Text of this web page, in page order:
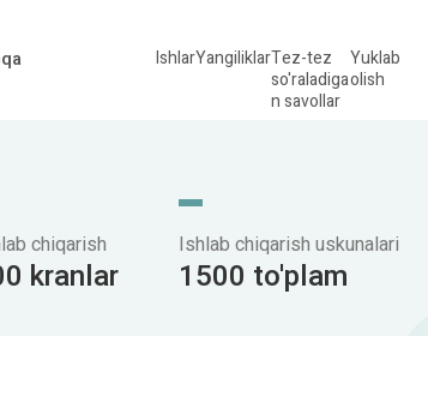
IshlarYangiliklarTez-tez
so'raladiga
n savollar
Yuklab
olish
chiqarish
kranlar
Ishlab chiqarish uskunalari
1500 to'plam